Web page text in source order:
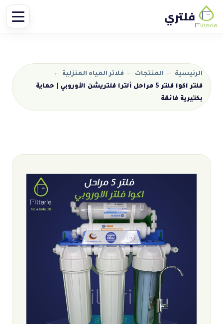
فلتري
الرئيسية ← المنتجات ← فلاتر المياه المنزلية ←
فلتر اكوا فلتر 5 مراحل ألترا فلتريشن الأوروبي | حماية
بكتيرية فائقة